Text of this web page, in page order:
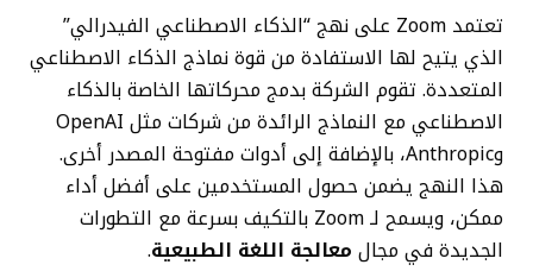
تعتمد Zoom على نهج “الذكاء الاصطناعي الفيدرالي”
الذي يتيح لها الاستفادة من قوة نماذج الذكاء الاصطناعي
المتعددة. تقوم الشركة بدمج محركاتها الخاصة بالذكاء
الاصطناعي مع النماذج الرائدة من شركات مثل OpenAI
وAnthropic، بالإضافة إلى أدوات مفتوحة المصدر أخرى.
هذا النهج يضمن حصول المستخدمين على أفضل أداء
ممكن، ويسمح لـ Zoom بالتكيف بسرعة مع التطورات
الجديدة في مجال معالجة اللغة الطبيعية.